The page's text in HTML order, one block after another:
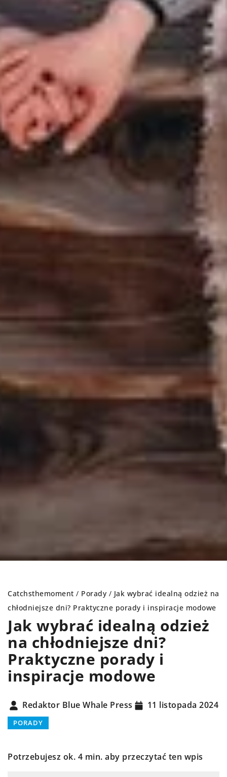
Catchsthemoment / Porady / Jak wybrać idealną odzież na
chłodniejsze dni? Praktyczne porady i inspiracje modowe
Jak wybrać idealną odzież
na chłodniejsze dni?
Praktyczne porady i
inspiracje modowe
Redaktor Blue Whale Press 11 listopada 2024
PORADY
Potrzebujesz ok. 4 min. aby przeczytać ten wpis